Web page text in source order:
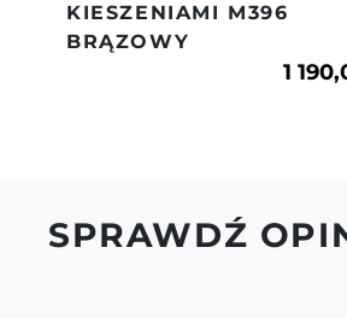
KIESZENIAMI M396
BRĄZOWY
1
SPRAWDŹ